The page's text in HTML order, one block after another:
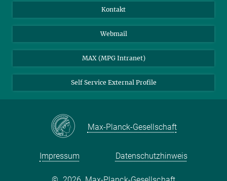
Kontakt
Webmail
MAX (MPG Intranet)
Self Service External Profile
Max-Planck-Gesellschaft
Impressum Datenschutzhinweis